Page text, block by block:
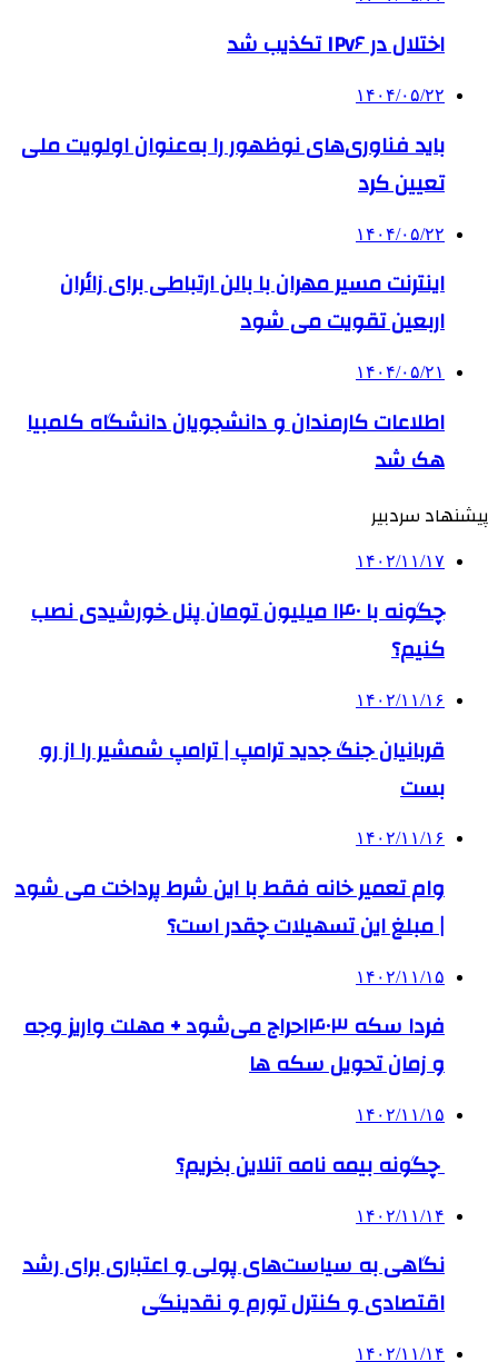
اختلال در IPv۶ تکذیب شد
۱۴۰۴/۰۵/۲۲
باید فناوری‌های نوظهور را به‌عنوان اولویت ملی
تعیین کرد
۱۴۰۴/۰۵/۲۲
اینترنت مسیر مهران با بالن ارتباطی برای زائران
اربعین تقویت می شود
۱۴۰۴/۰۵/۲۱
اطلاعات کارمندان و دانشجویان دانشگاه کلمبیا
هک شد
پیشنهاد سردبیر
۱۴۰۲/۱۱/۱۷
چگونه با ۱۴۰ میلیون تومان پنل خورشیدی نصب
کنیم؟
۱۴۰۲/۱۱/۱۶
قربانیان جنگ جدید ترامپ | ترامپ شمشیر را از رو
بست
۱۴۰۲/۱۱/۱۶
وام تعمیر خانه فقط با این شرط پرداخت می شود
| مبلغ این تسهیلات چقدر است؟
۱۴۰۲/۱۱/۱۵
فردا سکه ۱۴۰۳حراج می‌شود + مهلت واریز وجه
و زمان تحویل سکه ها
۱۴۰۲/۱۱/۱۵
چگونه بیمه‌ نامه آنلاین بخریم؟
۱۴۰۲/۱۱/۱۴
نگاهی به سیاست‌های پولی و اعتباری برای رشد
اقتصادی و کنترل تورم و نقدینگی
۱۴۰۲/۱۱/۱۴